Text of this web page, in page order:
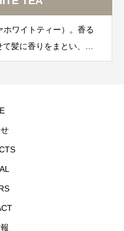
ホワイトティー）。香る
髪に香りをまとい、太
線による髪へのダメー